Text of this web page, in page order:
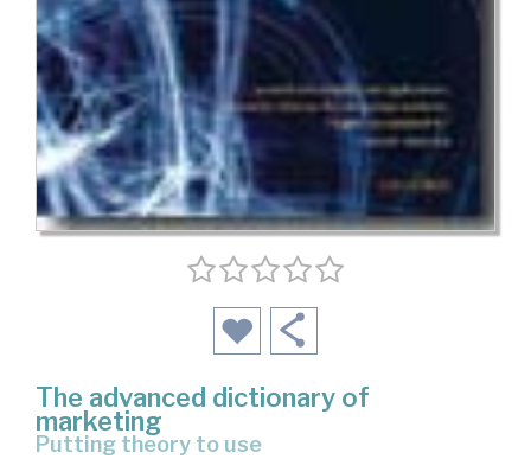
The advanced dictionary of
marketing
putting theory to use